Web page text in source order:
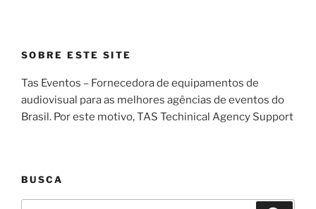
SOBRE ESTE SITE
Tas Eventos – Fornecedora de equipamentos de
audiovisual para as melhores agências de eventos do
Brasil. Por este motivo, TAS Techinical Agency Support
BUSCA